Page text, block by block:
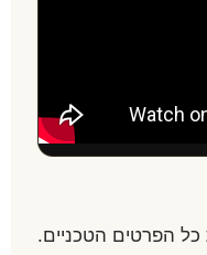
הפרטים הטכניים.